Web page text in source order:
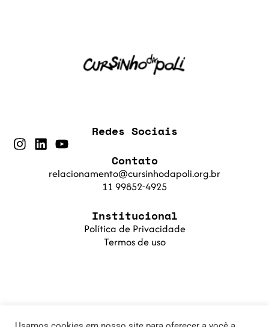
Institucional
Política de Privacidade
Termos de uso
Contato
relacionamento@cursinhodapoli.org.br
11 99852-4925
Redes Sociais